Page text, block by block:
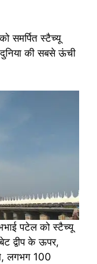
समर्पित स्टैच्यू
की सबसे ऊंची
पटेल को स्टैच्यू
द्वीप के ऊपर,
लगभग 100